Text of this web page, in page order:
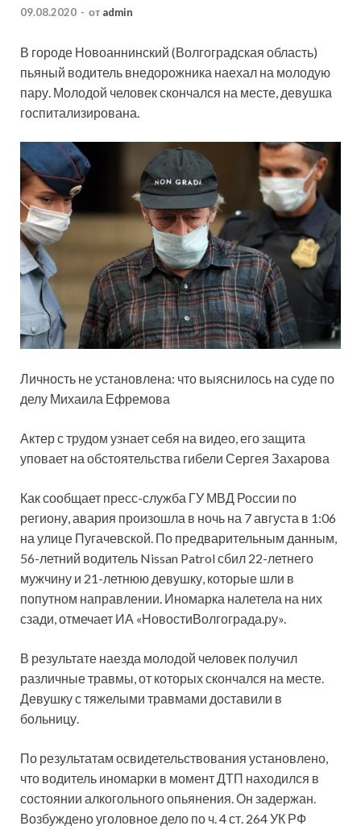
09.08.2020 - от admin
В городе Новоаннинский (Волгоградская область)
пьяный водитель внедорожника наехал на молодую
пару. Молодой человек скончался на месте, девушка
госпитализирована.
Личность не установлена: что выяснилось на суде по
делу Михаила Ефремова
Актер с трудом узнает себя на видео, его защита
уповает на обстоятельства гибели Сергея Захарова
Как сообщает пресс-служба ГУ МВД России по
региону, авария произошла в ночь на 7 августа в 1:06
на улице Пугачевской. По предварительным данным,
56-летний водитель Nissan Patrol сбил 22-летнего
мужчину и 21-летнюю девушку, которые шли в
попутном направлении. Иномарка налетела на них
сзади, отмечает ИА «НовостиВолгограда.ру».
В результате наезда молодой человек получил
различные травмы, от которых скончался на месте.
Девушку с тяжелыми травмами доставили в
больницу.
По результатам освидетельствования установлено,
что водитель иномарки в момент ДТП находился в
состоянии алкогольного опьянения. Он задержан.
Возбуждено уголовное дело по ч. 4 ст. 264 УК РФ